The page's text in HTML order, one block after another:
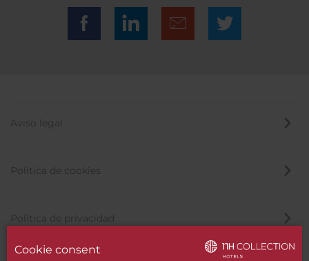
Aviso legal
Política de cookies
Política de privacidad
Cookie consent